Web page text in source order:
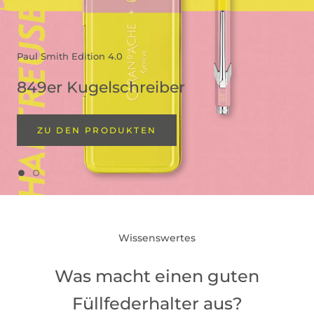
Paul Smith Edition 4.0
849er Kugelschreiber
ZU DEN PRODUKTEN
Wissenswertes
Was macht einen guten
Füllfederhalter aus?